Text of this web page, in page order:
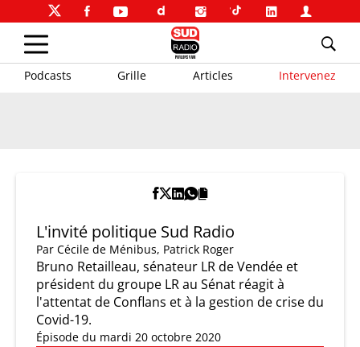
Podcasts Grille Articles Intervenez
L'invité politique Sud Radio
Par Cécile de Ménibus, Patrick Roger
Bruno Retailleau, sénateur LR de Vendée et
président du groupe LR au Sénat réagit à
l'attentat de Conflans et à la gestion de crise du
Covid-19.
Épisode du mardi 20 octobre 2020